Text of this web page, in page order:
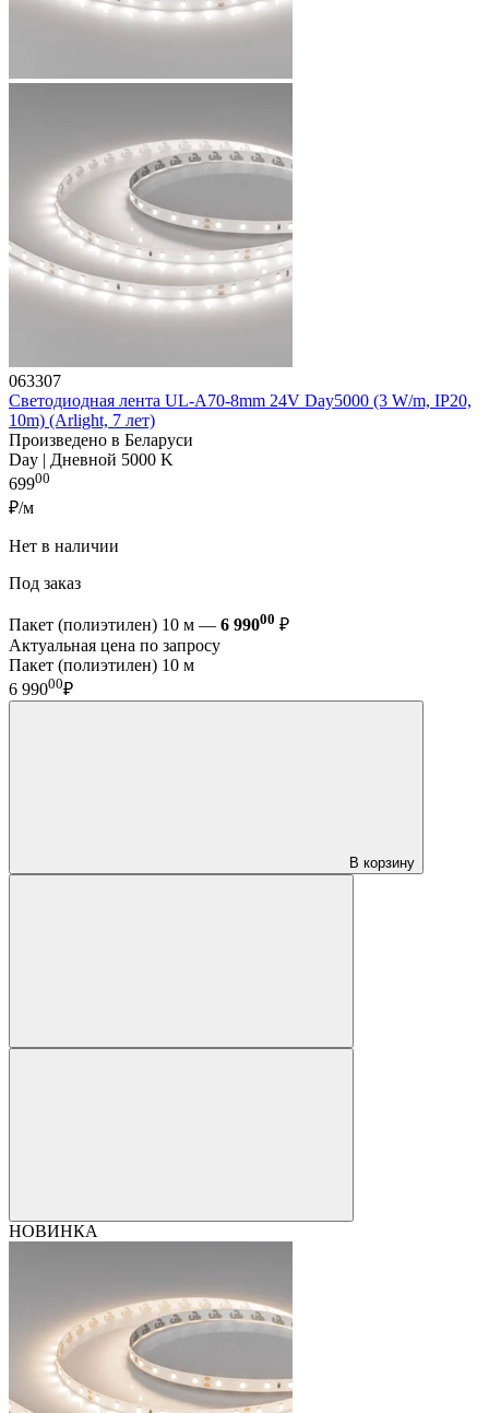
063307
Светодиодная лента UL-A70-8mm 24V Day5000 (3 W/m, IP20,
10m) (Arlight, 7 лет)
Произведено в Беларуси
Day | Дневной 5000 K
69900
₽/м
Нет в наличии
Под заказ
Пакет (полиэтилен) 10 м — 6 99000 ₽
Актуальная цена по запросу
Пакет (полиэтилен) 10 м
6 99000₽
В корзину
НОВИНКА